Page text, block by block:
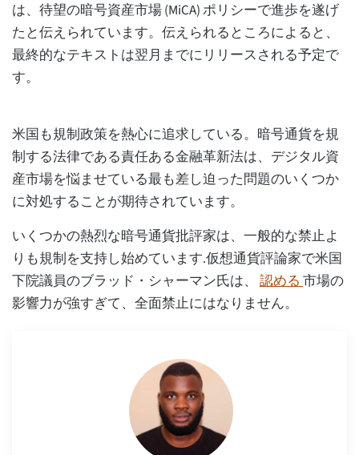
は、待望の暗号資産市場 (MiCA) ポリシーで進歩を遂げ
たと伝えられています。伝えられるところによると、
最終的なテキストは翌月までにリリースされる予定で
す。
米国も規制政策を熱心に追求している。暗号通貨を規
制する法律である責任ある金融革新法は、デジタル資
産市場を悩ませている最も差し迫った問題のいくつか
に対処することが期待されています。
いくつかの熱烈な暗号通貨批評家は、一般的な禁止よ
りも規制を支持し始めています.仮想通貨評論家で米国
下院議員のブラッド・シャーマン氏は、 認める市場の
影響力が強すぎて、全面禁止にはなりません。